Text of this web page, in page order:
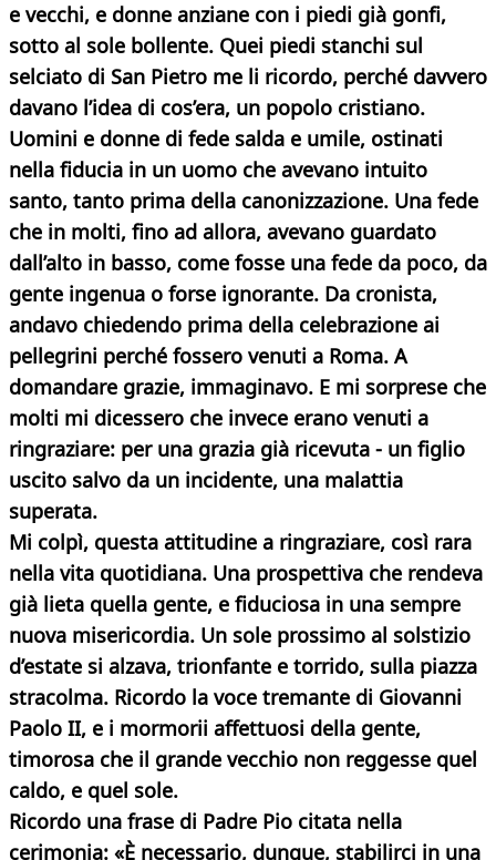
e vecchi, e donne anziane con i piedi già gonfi,
sotto al sole bollente. Quei piedi stanchi sul
selciato di San Pietro me li ricordo, perché davvero
davano l’idea di cos’era, un popolo cristiano.
Uomini e donne di fede salda e umile, ostinati
nella fiducia in un uomo che avevano intuito
santo, tanto prima della canonizzazione. Una fede
che in molti, fino ad allora, avevano guardato
dall’alto in basso, come fosse una fede da poco, da
gente ingenua o forse ignorante. Da cronista,
andavo chiedendo prima della celebrazione ai
pellegrini perché fossero venuti a Roma. A
domandare grazie, immaginavo. E mi sorprese che
molti mi dicessero che invece erano venuti a
ringraziare: per una grazia già ricevuta - un figlio
uscito salvo da un incidente, una malattia
superata.
Mi colpì, questa attitudine a ringraziare, così rara
nella vita quotidiana. Una prospettiva che rendeva
già lieta quella gente, e fiduciosa in una sempre
nuova misericordia. Un sole prossimo al solstizio
d’estate si alzava, trionfante e torrido, sulla piazza
stracolma. Ricordo la voce tremante di Giovanni
Paolo II, e i mormorii affettuosi della gente,
timorosa che il grande vecchio non reggesse quel
caldo, e quel sole.
Ricordo una frase di Padre Pio citata nella
cerimonia: «È necessario, dunque, stabilirci in una